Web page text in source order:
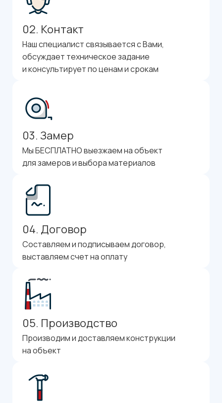
02. Контакт
Наш специалист связывается с Вами,
обсуждает техническое задание
и консультирует по ценам и срокам
03. Замер
Мы БЕСПЛАТНО выезжаем на объект
для замеров и выбора материалов
04. Договор
Составляем и подписываем договор,
выставляем счет на оплату
05. Производство
Производим и доставляем конструкции
на объект